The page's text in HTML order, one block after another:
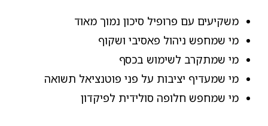
משקיעים עם פרופיל סיכון נמוך מאוד
מי שמחפש ניהול פאסיבי ושקוף
מי שמתקרב לשימוש בכסף
מי שמעדיף יציבות על פני פוטנציאל תשואה
מי שמחפש חלופה סולידית לפיקדון